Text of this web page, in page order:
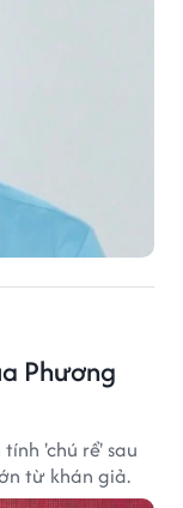
Phương
'chú rể' sau
từ khán giả.